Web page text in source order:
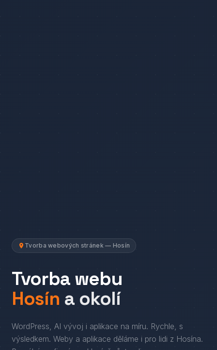
Tvorba webových stránek — Hosín
Tvorba webu
Hosín a okolí
WordPress, AI vývoj i aplikace na míru. Rychle, s
výsledkem. Weby a aplikace děláme i pro lidi z Hosína.